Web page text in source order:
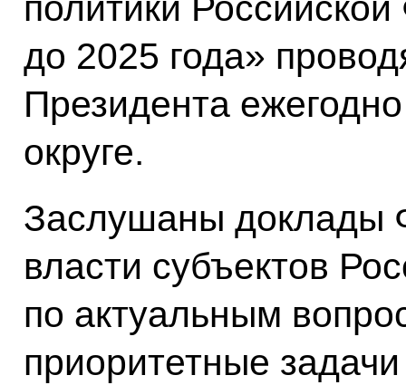
до 2025 года»
Президента
округе.
Заслушаны доклады
власти субъектов
по актуальным
приоритетные